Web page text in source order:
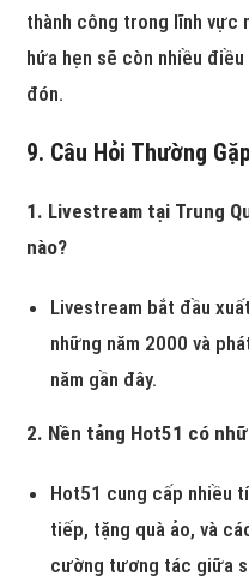
thành công trong lĩnh vực
hứa hẹn sẽ còn nhiều
đón.
9. Câu Hỏi Thường Gặp
1. Livestream tại Trung
nào?
Livestream bắt đầu
những năm 2000 và
năm gần đây.
2. Nền tảng Hot51 có
Hot51 cung cấp nhiều
tiếp, tặng quà ảo, và
cường tương tác giữa